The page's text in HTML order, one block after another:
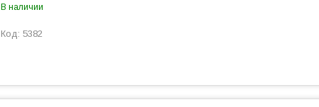
В наличии
5382